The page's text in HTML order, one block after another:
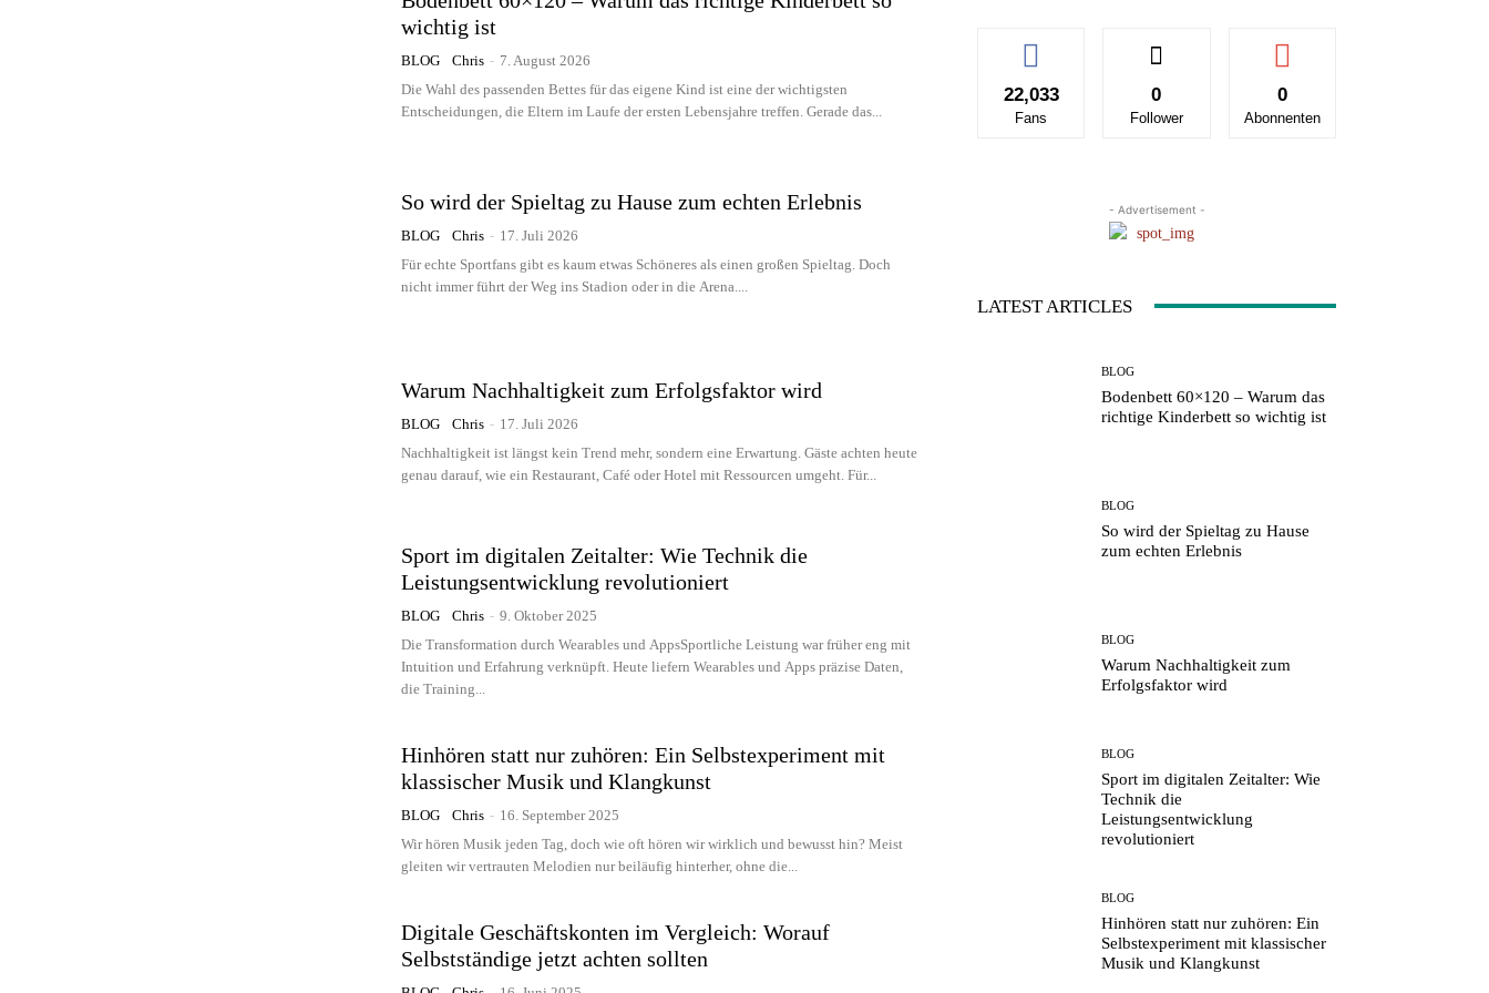
wichtig ist
BLOG Chris - 7. August 2026
Die Wahl des passenden Bettes für das eigene Kind ist eine der wichtigsten
Entscheidungen, die Eltern im Laufe der ersten Lebensjahre treffen. Gerade das...
So wird der Spieltag zu Hause zum echten Erlebnis
BLOG Chris - 17. Juli 2026
Für echte Sportfans gibt es kaum etwas Schöneres als einen großen Spieltag. Doch
nicht immer führt der Weg ins Stadion oder in die Arena....
Warum Nachhaltigkeit zum Erfolgsfaktor wird
BLOG Chris - 17. Juli 2026
Nachhaltigkeit ist längst kein Trend mehr, sondern eine Erwartung. Gäste achten heute
genau darauf, wie ein Restaurant, Café oder Hotel mit Ressourcen umgeht. Für...
Sport im digitalen Zeitalter: Wie Technik die
Leistungsentwicklung revolutioniert
BLOG Chris - 9. Oktober 2025
Die Transformation durch Wearables und AppsSportliche Leistung war früher eng mit
Intuition und Erfahrung verknüpft. Heute liefern Wearables und Apps präzise Daten,
die Training...
Hinhören statt nur zuhören: Ein Selbstexperiment mit
klassischer Musik und Klangkunst
BLOG Chris - 16. September 2025
Wir hören Musik jeden Tag, doch wie oft hören wir wirklich und bewusst hin? Meist
gleiten wir vertrauten Melodien nur beiläufig hinterher, ohne die...
Digitale Geschäftskonten im Vergleich: Worauf
Selbstständige jetzt achten sollten
22,033
Fans
0
Follower
0
Abonnenten
- Advertisement -
LATEST ARTICLES
BLOG
Bodenbett 60×120 – Warum das
richtige Kinderbett so wichtig ist
BLOG
So wird der Spieltag zu Hause
zum echten Erlebnis
BLOG
Warum Nachhaltigkeit zum
Erfolgsfaktor wird
BLOG
Sport im digitalen Zeitalter: Wie
Technik die
Leistungsentwicklung
revolutioniert
BLOG
Hinhören statt nur zuhören: Ein
Selbstexperiment mit klassischer
Musik und Klangkunst